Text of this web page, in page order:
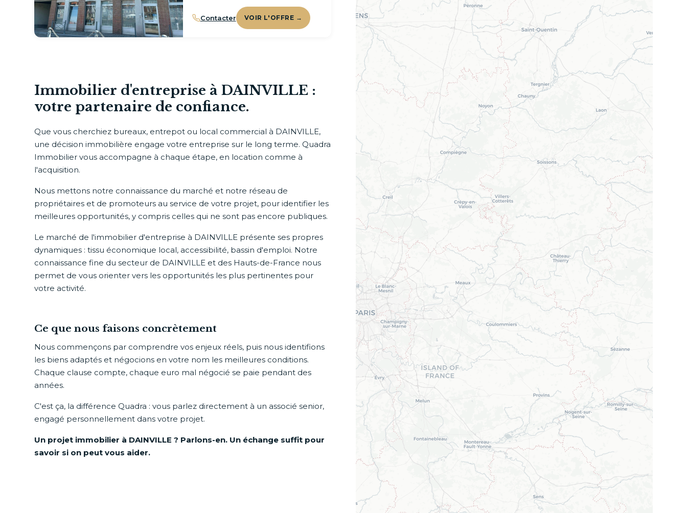
Contacter VOIR L'OFFRE →
Immobilier d'entreprise à DAINVILLE :
votre partenaire de confiance.
Que vous cherchiez bureaux, entrepot ou local commercial à DAINVILLE,
une décision immobilière engage votre entreprise sur le long terme. Quadra
Immobilier vous accompagne à chaque étape, en location comme à
l'acquisition.
Nous mettons notre connaissance du marché et notre réseau de
propriétaires et de promoteurs au service de votre projet, pour identifier les
meilleures opportunités, y compris celles qui ne sont pas encore publiques.
Le marché de l'immobilier d'entreprise à DAINVILLE présente ses propres
dynamiques : tissu économique local, accessibilité, bassin d'emploi. Notre
connaissance fine du secteur de DAINVILLE et des Hauts-de-France nous
permet de vous orienter vers les opportunités les plus pertinentes pour
votre activité.
Ce que nous faisons concrètement
Nous commençons par comprendre vos enjeux réels, puis nous identifions
les biens adaptés et négocions en votre nom les meilleures conditions.
Chaque clause compte, chaque euro mal négocié se paie pendant des
années.
C'est ça, la différence Quadra : vous parlez directement à un associé senior,
engagé personnellement dans votre projet.
Un projet immobilier à DAINVILLE ? Parlons-en. Un échange suffit pour
savoir si on peut vous aider.